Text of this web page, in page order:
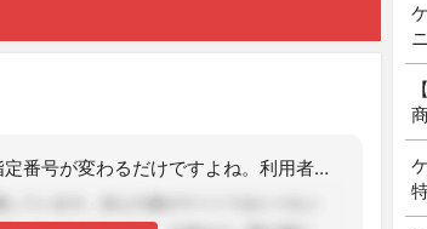
要は、事業所の場所と名前と指定番号が変わるだけですよね。利用者の生活環境や支障等